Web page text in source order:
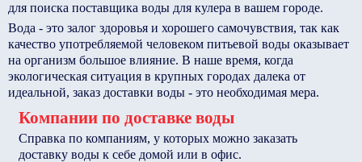
для поиска поставщика воды для кулера в вашем городе.
Вода - это залог здоровья и хорошего самочувствия, так как
качество употребляемой человеком питьевой воды оказывает
на организм большое влияние. В наше время, когда
экологическая ситуация в крупных городах далека от
идеальной, заказ доставки воды - это необходимая мера.
Компании по доставке воды
Справка по компаниям, у которых можно заказать
доставку воды к себе домой или в офис.